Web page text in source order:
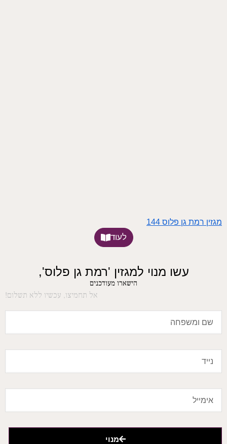
מגזין רמת גן פלוס 144
לעוד
עשו מנוי למגזין 'רמת גן פלוס',
הישארו מעודכנים
אל תחמיצו, עכשיו ללא תשלום!
מנוי